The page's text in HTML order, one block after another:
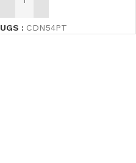
AJOUTER AU PANIER
UGS : CDN54PT